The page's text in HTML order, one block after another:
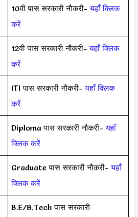
10वी पास सरकारी नौकरी-यहाँ क्लिक
करें
12वी पास सरकारी नौकरी-यहाँ क्लिक
करें
ITI पास सरकारी नौकरी-यहाँ क्लिक
करें
Diploma पास सरकारी नौकरी-यहाँ
क्लिक करें
Graduate पास सरकारी नौकरी-यहाँ
क्लिक करें
B.E/B.Tech पास सरकारी